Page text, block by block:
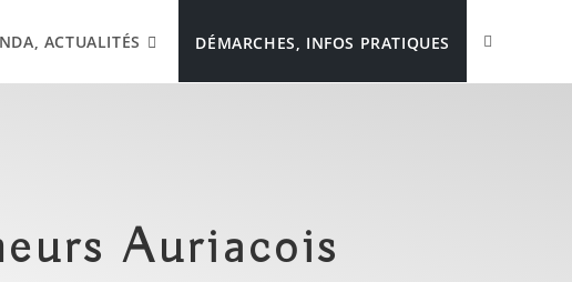
ACTUALITÉS DÉMARCHES, INFOS PRATIQUES
Auriacois